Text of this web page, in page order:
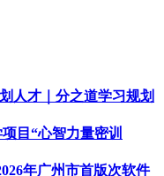
人才｜分之道学习规划
目“心智力量密训
年广州市首版次软件